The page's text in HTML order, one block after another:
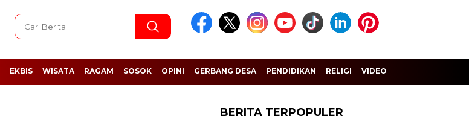
EKBIS WISATA RAGAM SOSOK OPINI GERBANG DESA PENDIDIKAN RELIGI VIDEO
BERITA TERPOPULER